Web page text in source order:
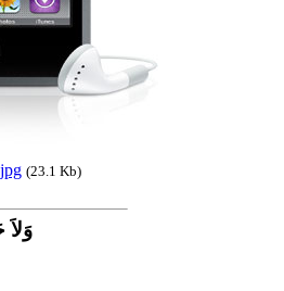
(23.1 Kb)
وَلاَ